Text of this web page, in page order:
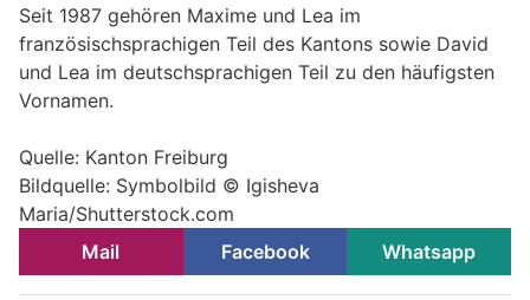
Seit 1987 gehören Maxime und Lea im
französischsprachigen Teil des Kantons sowie David
und Lea im deutschsprachigen Teil zu den häufigsten
Vornamen.
Quelle: Kanton Freiburg
Bildquelle: Symbolbild © Igisheva
Maria/Shutterstock.com
Mail
Facebook Whatsapp